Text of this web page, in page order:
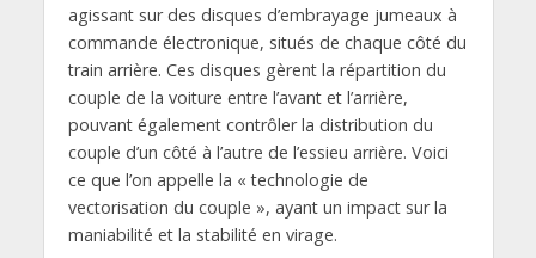
agissant sur des disques d’embrayage jumeaux à
commande électronique, situés de chaque côté du
train arrière. Ces disques gèrent la répartition du
couple de la voiture entre l’avant et l’arrière,
pouvant également contrôler la distribution du
couple d’un côté à l’autre de l’essieu arrière. Voici
ce que l’on appelle la « technologie de
vectorisation du couple », ayant un impact sur la
maniabilité et la stabilité en virage.